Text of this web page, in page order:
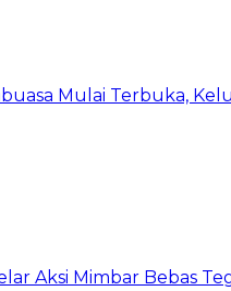
Mulai Terbuka,
Aksi Mimbar Bebas